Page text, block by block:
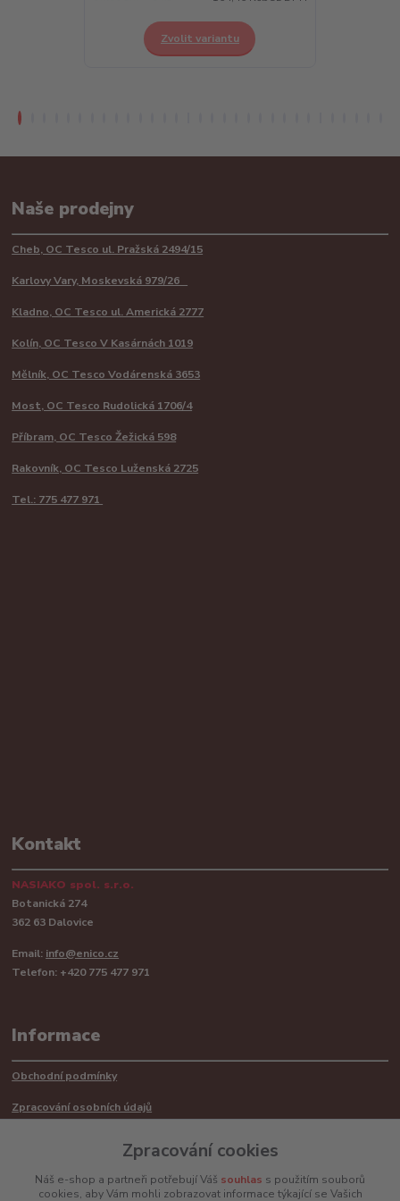
Zvolit variantu
Naše prodejny
Cheb, OC Tesco ul. Pražská 2494/15
Karlovy Vary, Moskevská 979/26
Kladno, OC Tesco ul. Americká 2777
Kolín, OC Tesco V Kasárnách 1019
Mělník, OC Tesco Vodárenská 3653
Most, OC Tesco Rudolická 1706/4
Příbram, OC Tesco Žežická 598
Rakovník, OC Tesco Luženská 2725
Tel.: 775 477 971
Kontakt
NASIAKO spol. s.r.o.
Botanická 274
362 63 Dalovice
Email: info@enico.cz
Telefon: +420 775 477 971
Informace
Obchodní podmínky
Zpracování osobních údajů
Zpracování cookies
Náš e-shop a partneři potřebují Váš souhlas s použitím souborů
cookies, aby Vám mohli zobrazovat informace týkající se Vašich